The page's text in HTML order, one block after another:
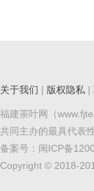
关于我们 | 版权隐私 |
福建茶叶网（
共同主办的最具代表
备案号： 闽ICP备
Copyright © 2018-